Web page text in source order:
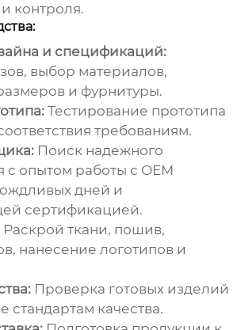
контроля.
и спецификаций:
выбор материалов,
и фурнитуры.
Тестирование прототипа
требованиям.
Поиск надежного
с опытом работы с OEM
дней и
сертификацией.
Раскрой ткани, пошив,
нанесение логотипов и
Проверка готовых изделий
стандартам качества.